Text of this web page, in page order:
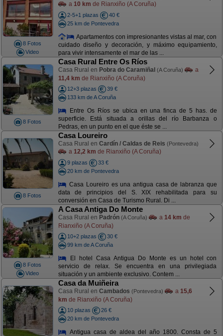
8 Fotos
Video
a 10 km de Rianxiño (A Coruña)
2-5+1 plazas
40 €
25 km de Pontevedra
Apartamentos con impresionantes vistas al mar, con
cuidado diseño y decoración, y máximo equipamiento,
para vivir intensamente el mar de las ...
8 Fotos
Casa Rural Entre Os Ríos
Casa Rural en Pobra do Caramiñal (A Coruña)
a
11,4 km de Rianxiño (A Coruña)
12+3 plazas
39 €
133 km de A Coruña
Entre Os Ríos se ubica en una finca de 5 has. de
superficie. Está situada a orillas del río Barbanza o
Pedras, en un punto en el que éste se ...
8 Fotos
Casa Loureiro
Casa Rural en Cardín / Caldas de Reis (Pontevedra)
a 12,2 km de Rianxiño (A Coruña)
9 plazas
33 €
20 km de Pontevedra
Casa Loureiro es una antigua casa de labranza que
data de principios del S. XIX rehabilitada para su
conversión en Casa de Turismo Rural. Di ...
8 Fotos
Video
A Casa Antiga Do Monte
Casa Rural en Padrón (A Coruña) a 14 km de
Rianxiño (A Coruña)
10+2 plazas
30 €
99 km de A Coruña
El hotel Casa Antigua Do Monte es un hotel con
servicio de relax. Se encuentra en una privilegiada
situación y un ambiente exclusivo. Contem ...
Casa da Muiñeira
Casa Rural en Cambados (Pontevedra) a 15,6
km de Rianxiño (A Coruña)
10 plazas
26 €
20 km de Pontevedra
Antigua casa de aldea del año 1800. Consta de 5